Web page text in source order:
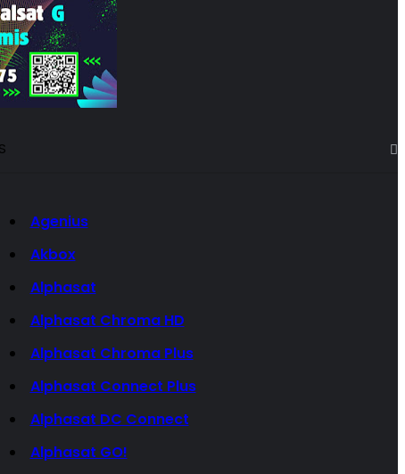
Agenius
Akbox
Alphasat
Alphasat Chroma HD
Alphasat Chroma Plus
Alphasat Connect Plus
Alphasat DC Connect
Alphasat GO!